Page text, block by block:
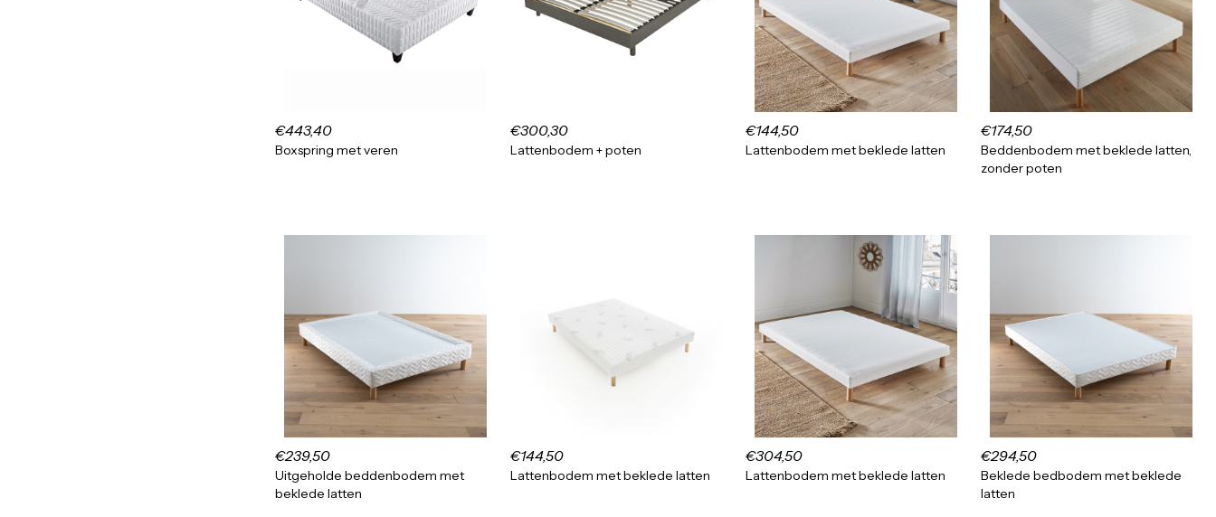
€443,40
Boxspring met veren
€300,30
Lattenbodem + poten
€144,50
Lattenbodem met beklede latten
€174,50
Beddenbodem met beklede latten,
zonder poten
€239,50
Uitgeholde beddenbodem met
beklede latten
€144,50
Lattenbodem met beklede latten
€304,50
Lattenbodem met beklede latten
€294,50
Beklede bedbodem met beklede
latten